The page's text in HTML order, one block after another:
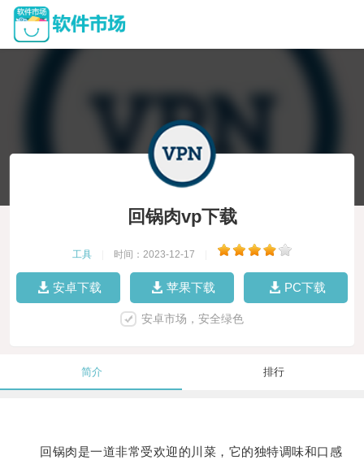
回锅肉vp下载
工具 时间：2023-12-17
安卓下载 苹果下载 PC下载
安卓市场，安全绿色
简介 排行
回锅肉是一道非常受欢迎的川菜，它的独特调味和口感